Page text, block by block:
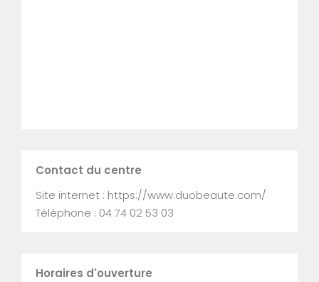
Contact du centre
Site internet : https://www.duobeaute.com/
Téléphone : 04 74 02 53 03
Horaires d'ouverture